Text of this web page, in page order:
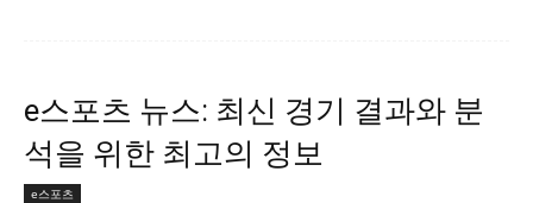
e스포츠 뉴스: 최신 경기 결과와 분
석을 위한 최고의 정보
e스포츠